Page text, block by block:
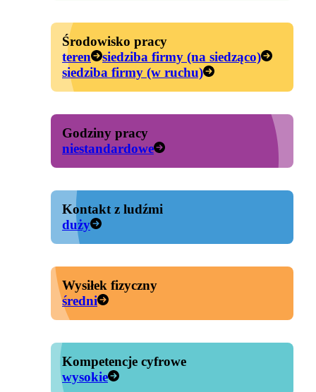
Środowisko pracy
teren
siedziba firmy (na siedząco)
siedziba firmy (w ruchu)
Godziny pracy
niestandardowe
Kontakt z ludźmi
duży
Wysiłek fizyczny
średni
Kompetencje cyfrowe
wysokie